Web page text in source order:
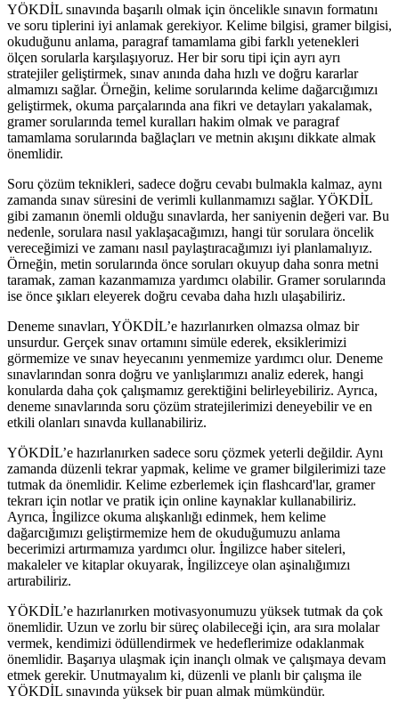
YÖKDİL sınavında başarılı olmak için öncelikle sınavın formatını
ve soru tiplerini iyi anlamak gerekiyor. Kelime bilgisi, gramer bilgisi,
okuduğunu anlama, paragraf tamamlama gibi farklı yetenekleri
ölçen sorularla karşılaşıyoruz. Her bir soru tipi için ayrı ayrı
stratejiler geliştirmek, sınav anında daha hızlı ve doğru kararlar
almamızı sağlar. Örneğin, kelime sorularında kelime dağarcığımızı
geliştirmek, okuma parçalarında ana fikri ve detayları yakalamak,
gramer sorularında temel kuralları hakim olmak ve paragraf
tamamlama sorularında bağlaçları ve metnin akışını dikkate almak
önemlidir.
Soru çözüm teknikleri, sadece doğru cevabı bulmakla kalmaz, aynı
zamanda sınav süresini de verimli kullanmamızı sağlar. YÖKDİL
gibi zamanın önemli olduğu sınavlarda, her saniyenin değeri var. Bu
nedenle, sorulara nasıl yaklaşacağımızı, hangi tür sorulara öncelik
vereceğimizi ve zamanı nasıl paylaştıracağımızı iyi planlamalıyız.
Örneğin, metin sorularında önce soruları okuyup daha sonra metni
taramak, zaman kazanmamıza yardımcı olabilir. Gramer sorularında
ise önce şıkları eleyerek doğru cevaba daha hızlı ulaşabiliriz.
Deneme sınavları, YÖKDİL’e hazırlanırken olmazsa olmaz bir
unsurdur. Gerçek sınav ortamını simüle ederek, eksiklerimizi
görmemize ve sınav heyecanını yenmemize yardımcı olur. Deneme
sınavlarından sonra doğru ve yanlışlarımızı analiz ederek, hangi
konularda daha çok çalışmamız gerektiğini belirleyebiliriz. Ayrıca,
deneme sınavlarında soru çözüm stratejilerimizi deneyebilir ve en
etkili olanları sınavda kullanabiliriz.
YÖKDİL’e hazırlanırken sadece soru çözmek yeterli değildir. Aynı
zamanda düzenli tekrar yapmak, kelime ve gramer bilgilerimizi taze
tutmak da önemlidir. Kelime ezberlemek için flashcard'lar, gramer
tekrarı için notlar ve pratik için online kaynaklar kullanabiliriz.
Ayrıca, İngilizce okuma alışkanlığı edinmek, hem kelime
dağarcığımızı geliştirmemize hem de okuduğumuzu anlama
becerimizi artırmamıza yardımcı olur. İngilizce haber siteleri,
makaleler ve kitaplar okuyarak, İngilizceye olan aşinalığımızı
artırabiliriz.
YÖKDİL’e hazırlanırken motivasyonumuzu yüksek tutmak da çok
önemlidir. Uzun ve zorlu bir süreç olabileceği için, ara sıra molalar
vermek, kendimizi ödüllendirmek ve hedeflerimize odaklanmak
önemlidir. Başarıya ulaşmak için inançlı olmak ve çalışmaya devam
etmek gerekir. Unutmayalım ki, düzenli ve planlı bir çalışma ile
YÖKDİL sınavında yüksek bir puan almak mümkündür.